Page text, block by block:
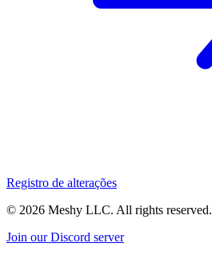
Registro de alterações
© 2026 Meshy LLC. All rights reserved.
Join our Discord server